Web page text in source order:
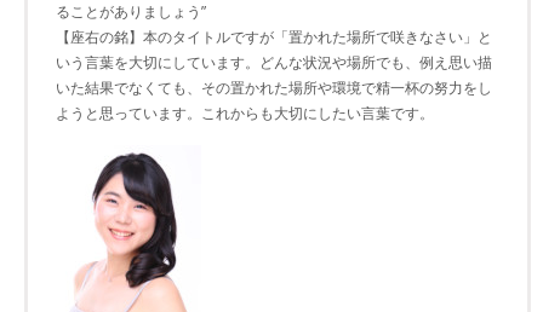
ることがありましょう”
【座右の銘】本のタイトルですが「置かれた場所で咲きなさい」と
いう言葉を大切にしています。どんな状況や場所でも、例え思い描
いた結果でなくても、その置かれた場所や環境で精一杯の努力をし
ようと思っています。これからも大切にしたい言葉です。